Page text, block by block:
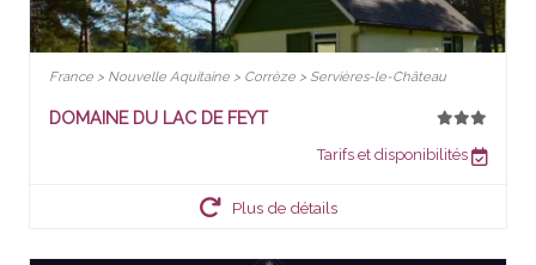
France > Nouvelle Aquitaine > Corrèze > Servières-le-Château
DOMAINE DU LAC DE FEYT
Tarifs et disponibilités
Plus de détails